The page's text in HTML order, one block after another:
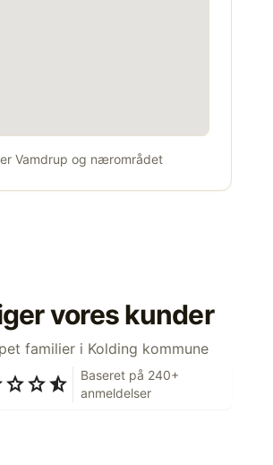
Vamdrup og nærområdet
vores kunder
familier i Kolding kommune
starstarstar_half
Baseret på 240+
anmeldelser